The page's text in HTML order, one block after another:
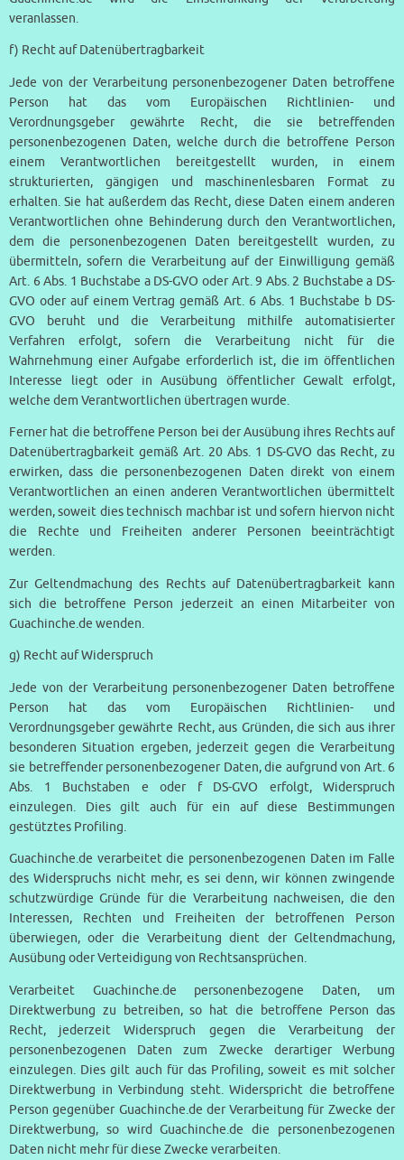
veranlassen.
f) Recht auf Datenübertragbarkeit
Jede von der Verarbeitung personenbezogener Daten betroffene
Person hat das vom Europäischen Richtlinien- und
Verordnungsgeber gewährte Recht, die sie betreffenden
personenbezogenen Daten, welche durch die betroffene Person
einem Verantwortlichen bereitgestellt wurden, in einem
strukturierten, gängigen und maschinenlesbaren Format zu
erhalten. Sie hat außerdem das Recht, diese Daten einem anderen
Verantwortlichen ohne Behinderung durch den Verantwortlichen,
dem die personenbezogenen Daten bereitgestellt wurden, zu
übermitteln, sofern die Verarbeitung auf der Einwilligung gemäß
Art. 6 Abs. 1 Buchstabe a DS-GVO oder Art. 9 Abs. 2 Buchstabe a DS-
GVO oder auf einem Vertrag gemäß Art. 6 Abs. 1 Buchstabe b DS-
GVO beruht und die Verarbeitung mithilfe automatisierter
Verfahren erfolgt, sofern die Verarbeitung nicht für die
Wahrnehmung einer Aufgabe erforderlich ist, die im öffentlichen
Interesse liegt oder in Ausübung öffentlicher Gewalt erfolgt,
welche dem Verantwortlichen übertragen wurde.
Ferner hat die betroffene Person bei der Ausübung ihres Rechts auf
Datenübertragbarkeit gemäß Art. 20 Abs. 1 DS-GVO das Recht, zu
erwirken, dass die personenbezogenen Daten direkt von einem
Verantwortlichen an einen anderen Verantwortlichen übermittelt
werden, soweit dies technisch machbar ist und sofern hiervon nicht
die Rechte und Freiheiten anderer Personen beeinträchtigt
werden.
Zur Geltendmachung des Rechts auf Datenübertragbarkeit kann
sich die betroffene Person jederzeit an einen Mitarbeiter von
Guachinche.de wenden.
g) Recht auf Widerspruch
Jede von der Verarbeitung personenbezogener Daten betroffene
Person hat das vom Europäischen Richtlinien- und
Verordnungsgeber gewährte Recht, aus Gründen, die sich aus ihrer
besonderen Situation ergeben, jederzeit gegen die Verarbeitung
sie betreffender personenbezogener Daten, die aufgrund von Art. 6
Abs. 1 Buchstaben e oder f DS-GVO erfolgt, Widerspruch
einzulegen. Dies gilt auch für ein auf diese Bestimmungen
gestütztes Profiling.
Guachinche.de verarbeitet die personenbezogenen Daten im Falle
des Widerspruchs nicht mehr, es sei denn, wir können zwingende
schutzwürdige Gründe für die Verarbeitung nachweisen, die den
Interessen, Rechten und Freiheiten der betroffenen Person
überwiegen, oder die Verarbeitung dient der Geltendmachung,
Ausübung oder Verteidigung von Rechtsansprüchen.
Verarbeitet Guachinche.de personenbezogene Daten, um
Direktwerbung zu betreiben, so hat die betroffene Person das
Recht, jederzeit Widerspruch gegen die Verarbeitung der
personenbezogenen Daten zum Zwecke derartiger Werbung
einzulegen. Dies gilt auch für das Profiling, soweit es mit solcher
Direktwerbung in Verbindung steht. Widerspricht die betroffene
Person gegenüber Guachinche.de der Verarbeitung für Zwecke der
Direktwerbung, so wird Guachinche.de die personenbezogenen
Daten nicht mehr für diese Zwecke verarbeiten.